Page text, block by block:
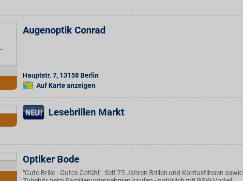
Augenoptik Conrad
Hauptstr. 7, 13158 Berlin
Auf Karte anzeigen
Lesebrillen Markt
Optiker Bode
"Gute Brille - Gutes Gefühl". Seit 75 Jahren Brillen und Kontaktlinsen sowie